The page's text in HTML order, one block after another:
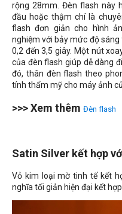
rộng 28mm. Đèn flash này
đầu hoặc thậm chí là
flash đơn giản cho hình
nghiệm với bảy mức độ
0,2 đến 3,5 giây. Một nút
của đèn flash giúp dễ dàng
đó, thân đèn flash theo
tính thẩm mỹ cho máy ảnh
>>> Xem thêm Đèn flash
Satin Silver kết hợp
Vỏ kim loại mờ tinh tế kết
nghĩa tối giản hiện đại kết